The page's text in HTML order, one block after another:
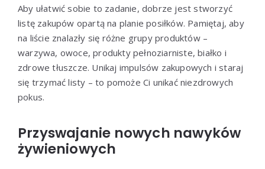
Aby ułatwić sobie to zadanie, dobrze jest stworzyć
listę zakupów opartą na planie posiłków. Pamiętaj, aby
na liście znalazły się różne grupy produktów –
warzywa, owoce, produkty pełnoziarniste, białko i
zdrowe tłuszcze. Unikaj impulsów zakupowych i staraj
się trzymać listy – to pomoże Ci unikać niezdrowych
pokus.
Przyswajanie nowych nawyków
żywieniowych